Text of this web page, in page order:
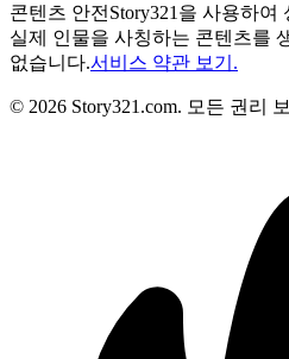
콘텐츠 안전 Story321을 사용하여
실제 인물을 사칭하는 콘텐츠를
없습니다.서비스 약관 보기.
© 2026 Story321.com. 모든 권리